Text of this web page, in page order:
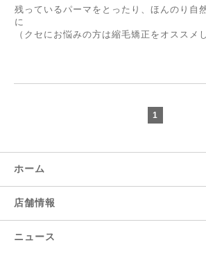
残っているパーマをとったり、ほんのり自
に
（クセにお悩みの方は縮毛矯正をオススメ
1
ホーム
店舗情報
ニュース